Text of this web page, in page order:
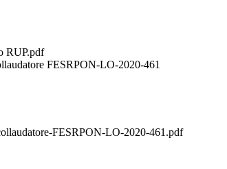
RUP.pdf
FESRPON-LO-2020-461
FESRPON-LO-2020-461.pdf